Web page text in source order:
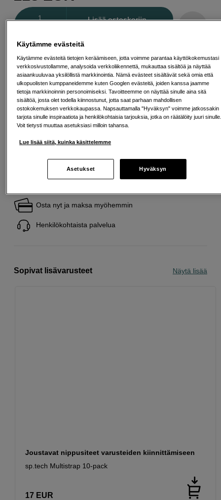
Lisää ostoskoriin
Maksa Svea-erämaksulla
Esimerkki: 36 kk, 8 EUR/kk, yhteensä 293 EUR, todellinen vuosikorko
19,07 %
Avausmaksu 5 EUR, laskutusmaksu 0 EUR/kk lisäksi
Lainaaminen maksaa! Jos et pysty maksamaan velkaa ajoissa, saatat
saada maksuhäiriömerkinnän. Se voi vaikeuttaa asunnon vuokraamista,
velkaneuvonnasta. Yhteystiedot löydät sivulta
Osta nyt ja maksa myöhemmin
Henkilökohtaista palvelua
Sopivat lisävarusteet Näytä lisää
Joustavat nippusiteet varusteiden kiinnittämiseen
sp.tech Multistrap 10-pack
17 EUR
Käytämme evästeitä
Käytämme evästeitä tietojen keräämiseen, jotta voimme parantaa käyttökokemustasi
verkkosivustollamme, analysoida verkkoliikennettä, mukauttaa sisältöä ja näyttää
asiaankuuluvaa yksilöllistä markkinointia. Nämä evästeet sisältävät sekä omia että
ulkopuolisten kumppaneidemme kuten Googlen evästeitä, joiden kanssa jaamme
tietoja markkinoinnin personoimiseksi. Tavoitteemme on näyttää sinulle aina sitä
sisältöä, josta olet todella kiinnostunut, jotta saat parhaan mahdollisen
ostokokemuksen verkkokaupassa. Napsauttamalla "Hyväksyn" voimme jatkossakin
tarjota sinulle inspiraatiota ja henkilökohtaisia tarjouksia, jotka on räätälöity juuri
Voit tietysti muuttaa asetuksiasi milloin tahansa.
Lue lisää siitä, kuinka käsittelemme
Asetukset Hyväksyn